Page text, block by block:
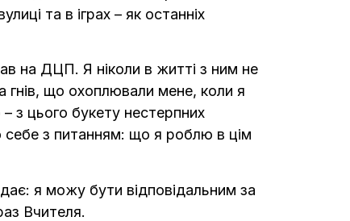
та в іграх – як останніх
на ДЦП. Я ніколи в житті з ним не
гнів, що охоплювали мене, коли я
з цього букету нестерпних
себе з питанням: що я роблю в цім
я можу бути відповідальним за
Вчителя.